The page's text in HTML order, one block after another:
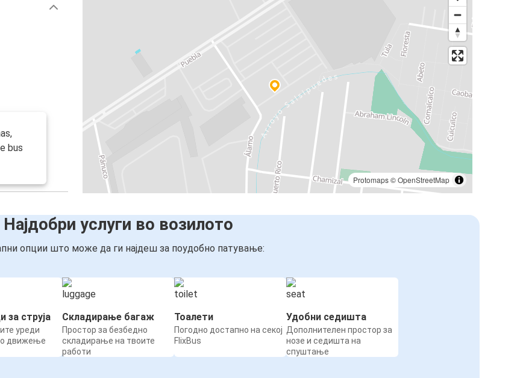
Protomaps©OpenStreetMap
bus
Најдобри услуги во возилото
опции што може да ги најдеш за поудобно патување:
за струја
уреди
движење
Складирање багаж
Простор за безбедно
складирање на твоите
работи
Тоалети
Погодно достапно на секој
FlixBus
Удобни седишта
Дополнителен простор за
нозе и седишта на
спуштање